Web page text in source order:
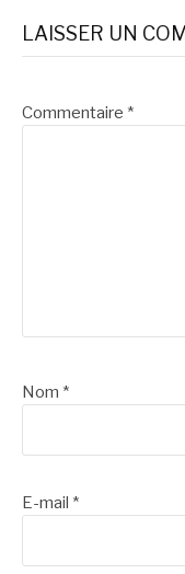
LAISSER UN
Commentaire *
Nom *
E-mail *